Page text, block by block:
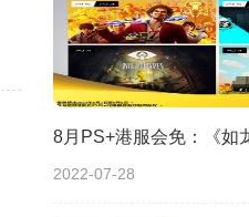
2022-07-28